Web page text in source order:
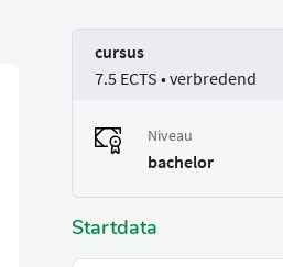
cursus
7.5 ECTS • verbredend
Niveau
bachelor
Startdata